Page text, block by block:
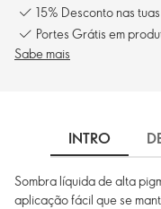
15% Desconto nas
Portes Grátis em
Sabe mais
INTRO
Sombra líquida de alta
aplicação fácil que se